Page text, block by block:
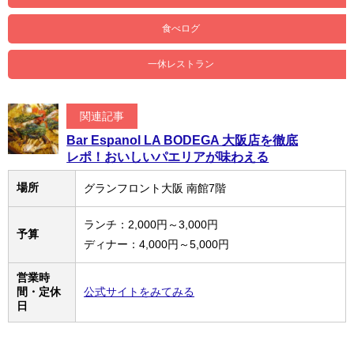
食べログ
一休レストラン
関連記事
Bar Espanol LA BODEGA 大阪店を徹底
レポ！おいしいパエリアが味わえる
場所 グランフロント大阪 南館7階
予算
ランチ：2,000円～3,000円
ディナー：4,000円～5,000円
営業時
間・定休
日
公式サイトをみてみる